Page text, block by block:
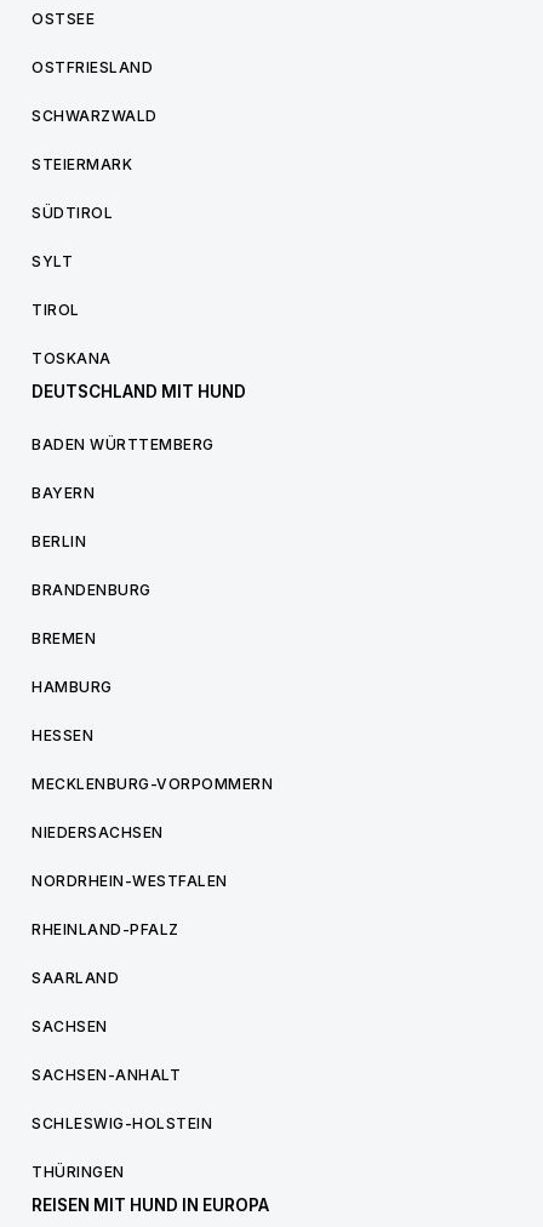
OSTSEE
OSTFRIESLAND
SCHWARZWALD
STEIERMARK
SÜDTIROL
SYLT
TIROL
TOSKANA
DEUTSCHLAND MIT HUND
BADEN WÜRTTEMBERG
BAYERN
BERLIN
BRANDENBURG
BREMEN
HAMBURG
HESSEN
MECKLENBURG-VORPOMMERN
NIEDERSACHSEN
NORDRHEIN-WESTFALEN
RHEINLAND-PFALZ
SAARLAND
SACHSEN
SACHSEN-ANHALT
SCHLESWIG-HOLSTEIN
THÜRINGEN
REISEN MIT HUND IN EUROPA